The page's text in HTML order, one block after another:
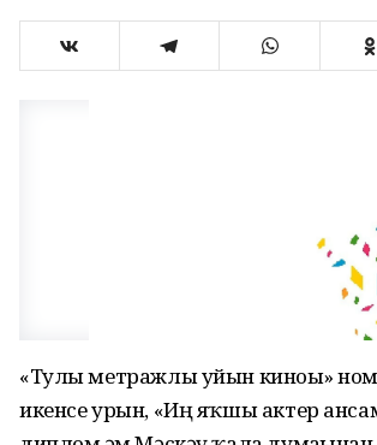
«Тулы метражлы уйын киноһы»
икенсе урын, «Иң яҡшы актер